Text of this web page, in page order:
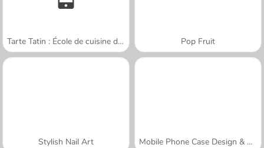
Tarte Tatin : École de cuisine de Sara Pop Fruit
Stylish Nail Art Mobile Phone Case Design & DIY